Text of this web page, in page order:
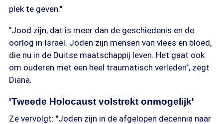
plek te geven."
"Jood zijn, dat is meer dan de geschiedenis en de
oorlog in Israël. Joden zijn mensen van vlees en bloed,
die nu in de Duitse maatschappij leven. Het gaat ook
om ouderen met een heel traumatisch verleden", zegt
Diana.
'Tweede Holocaust volstrekt onmogelijk'
Ze vervolgt: "Joden zijn in de afgelopen decennia naar